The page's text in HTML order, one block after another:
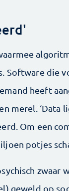
Software die
heeft
merel. ‘Data
Om een
potjes
zwaar
geweld op